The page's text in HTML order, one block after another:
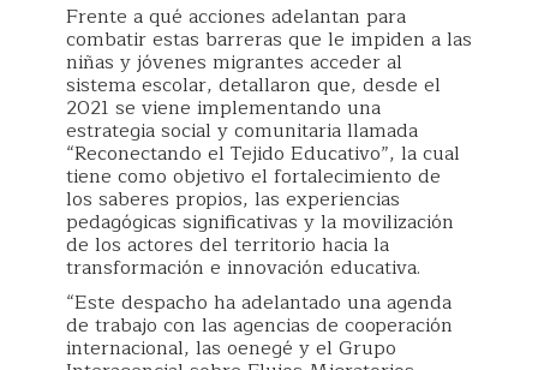
Frente a qué acciones adelantan para
combatir estas barreras que le impiden a las
niñas y jóvenes migrantes acceder al
sistema escolar, detallaron que, desde el
2021 se viene implementando una
estrategia social y comunitaria llamada
“Reconectando el Tejido Educativo”, la cual
tiene como objetivo el fortalecimiento de
los saberes propios, las experiencias
pedagógicas significativas y la movilización
de los actores del territorio hacia la
transformación e innovación educativa.
“Este despacho ha adelantado una agenda
de trabajo con las agencias de cooperación
internacional, las oenegé y el Grupo